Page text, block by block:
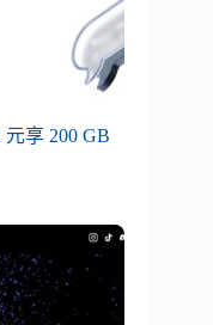
元享 200 GB